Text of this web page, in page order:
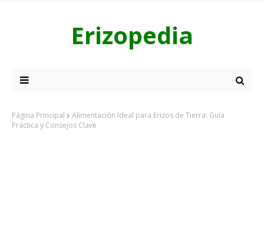
Erizopedia
Página Principal
Alimentación Ideal para Erizos de Tierra: Guía
Práctica y Consejos Clave